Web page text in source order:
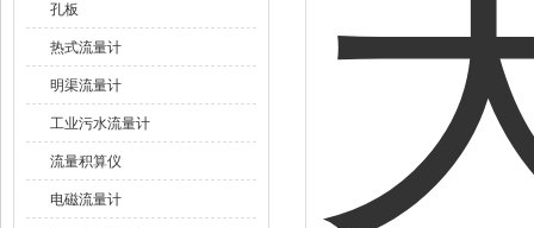
孔板
热式流量计
明渠流量计
工业污水流量计
流量积算仪
电磁流量计